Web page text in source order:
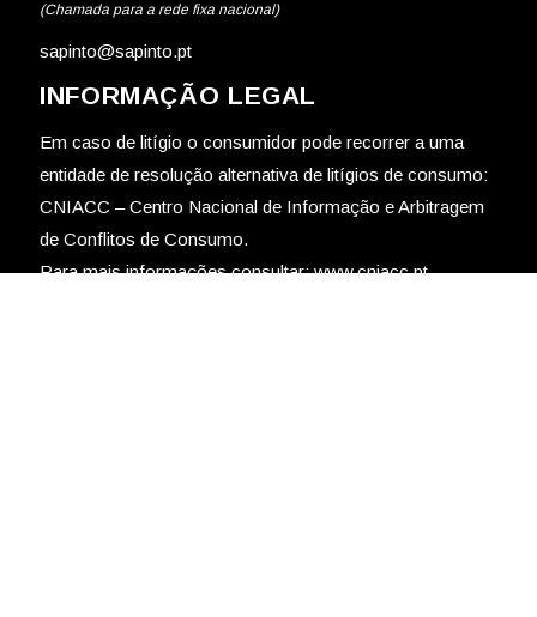
(Chamada para a rede fixa nacional)
sapinto@sapinto.pt
INFORMAÇÃO LEGAL
Em caso de litígio o consumidor pode recorrer a uma
entidade de resolução alternativa de litígios de consumo:
CNIACC – Centro Nacional de Informação e Arbitragem
de Conflitos de Consumo.
Para mais informações consultar:www.cniacc.pt